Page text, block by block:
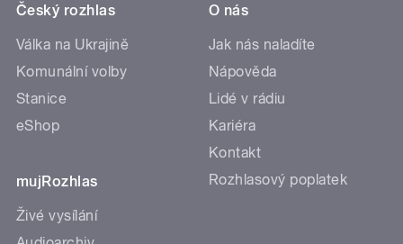
Český rozhlas
Válka na Ukrajině
Komunální volby
Stanice
eShop
mujRozhlas
Živé vysílání
O nás
Jak nás naladíte
Nápověda
Lidé v rádiu
Kariéra
Kontakt
Rozhlasový poplatek